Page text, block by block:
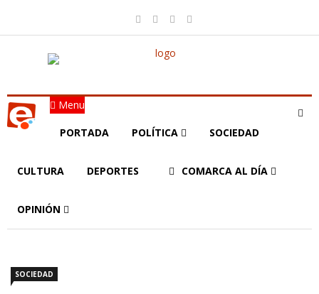
Menu
PORTADA POLÍTICA SOCIEDAD
CULTURA DEPORTES COMARCA AL DÍA
OPINIÓN
SOCIEDAD